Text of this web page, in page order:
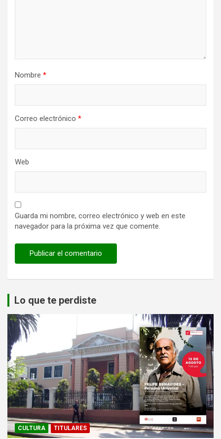
Nombre *
Correo electrónico *
Web
Guarda mi nombre, correo electrónico y web en este
navegador para la próxima vez que comente.
Lo que te perdiste
CULTURA TITULARES